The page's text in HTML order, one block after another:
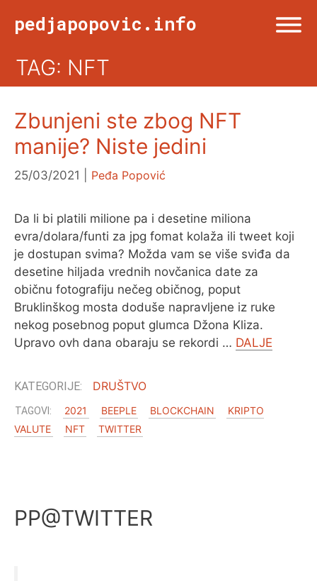
pedjapopovic.info
NASLOVNA
DRUŠTVO
KULTURA
SPORT
VIŠE OD TWITA
FOTO & ŽURNALIZAM
TAG: NFT
Zbunjeni ste zbog NFT
manije? Niste jedini
25/03/2021 Peđa Popović
Da li bi platili milione pa i desetine miliona
evra/dolara/funti za jpg fomat kolaža ili tweet koji
je dostupan svima? Možda vam se više sviđa da
desetine hiljada vrednih novčanica date za
običnu fotografiju nečeg običnog, poput
Bruklinškog mosta doduše napravljene iz ruke
nekog posebnog poput glumca Džona Kliza.
Upravo ovh dana obaraju se rekordi … DALJE
DRUŠTVO
2021 BEEPLE BLOCKCHAIN
KRIPTO
VALUTE
NFT TWITTER
PP@TWITTER